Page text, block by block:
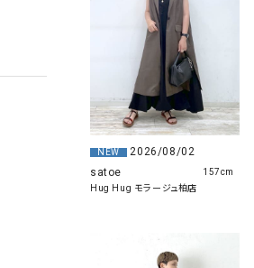
NEW
2026/08/02
satoe
Hug Hug モラージュ柏店
157cm